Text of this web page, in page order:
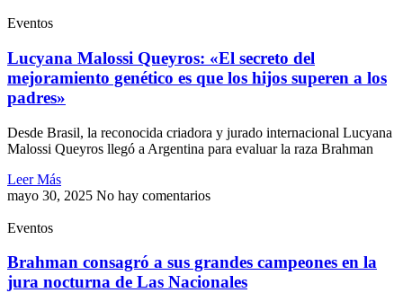
Eventos
Lucyana Malossi Queyros: «El secreto del
mejoramiento genético es que los hijos superen a los
padres»
Desde Brasil, la reconocida criadora y jurado internacional Lucyana
Malossi Queyros llegó a Argentina para evaluar la raza Brahman
Leer Más
mayo 30, 2025 No hay comentarios
Eventos
Brahman consagró a sus grandes campeones en la
jura nocturna de Las Nacionales